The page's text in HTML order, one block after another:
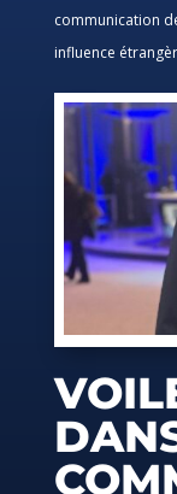
communication
influence